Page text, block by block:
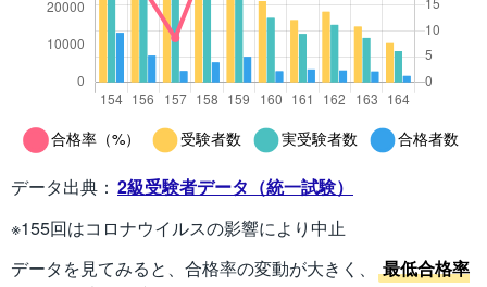
データ出典： 2級受験者データ（統一試験）
※155回はコロナウイルスの影響により中止
データを見てみると、合格率の変動が大きく、
最低合格率